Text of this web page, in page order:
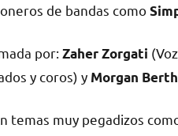
de bandas como
por: Zaher Zorgati
y coros) y Morgan
temas muy pegadizos